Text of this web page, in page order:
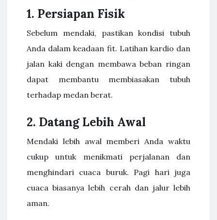
1. Persiapan Fisik
Sebelum mendaki, pastikan kondisi tubuh
Anda dalam keadaan fit. Latihan kardio dan
jalan kaki dengan membawa beban ringan
dapat membantu membiasakan tubuh
terhadap medan berat.
2. Datang Lebih Awal
Mendaki lebih awal memberi Anda waktu
cukup untuk menikmati perjalanan dan
menghindari cuaca buruk. Pagi hari juga
cuaca biasanya lebih cerah dan jalur lebih
aman.